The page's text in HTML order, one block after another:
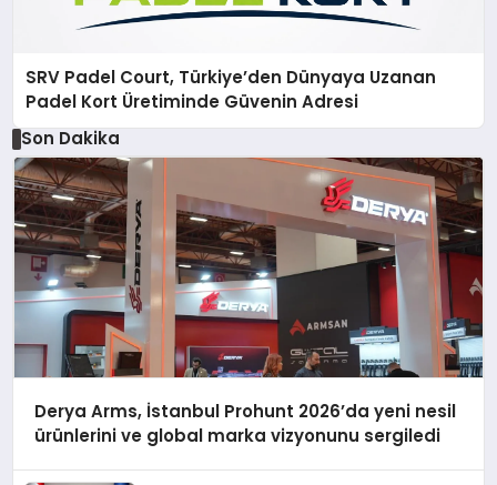
SRV Padel Court, Türkiye’den Dünyaya Uzanan
Padel Kort Üretiminde Güvenin Adresi
Son Dakika
Derya Arms, İstanbul Prohunt 2026’da yeni nesil
ürünlerini ve global marka vizyonunu sergiledi